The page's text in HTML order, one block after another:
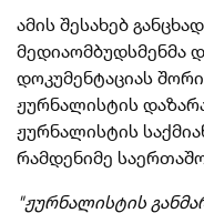
ამის შესახებ
მედიაომბუდსმენმა
დოკუმენტაციას
ჟურნალისტის
ჟურნალისტის
რამდენიმე
"ჟურნალისტის